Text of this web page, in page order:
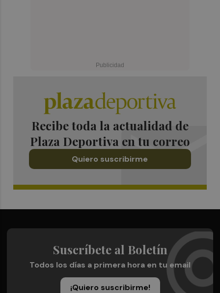
Recibe toda la actualidad de
Plaza Deportiva en tu correo
Quiero suscribirme
Suscríbete al Boletín
Todos los días a primera hora en tu email
¡Quiero suscribirme!